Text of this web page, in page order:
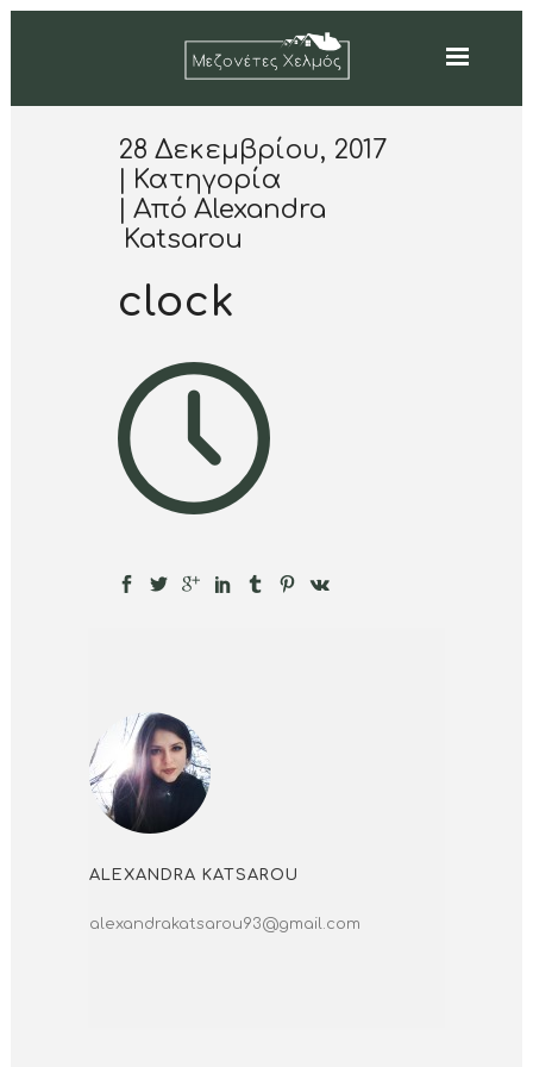
28 Δεκεμβρίου, 2017
Κατηγορία
Από Alexandra
Katsarou
clock
ALEXANDRA KATSAROU
alexandrakatsarou93@gmail.com